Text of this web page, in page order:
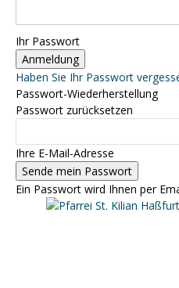
Ihr Passwort
Haben Sie Ihr Passwort
Passwort-Wiederherstellung
Passwort zurücksetzen
Ihre E-Mail-Adresse
Ein Passwort wird Ihnen per